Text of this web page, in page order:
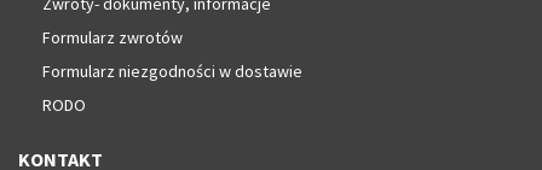
Formularz zwrotów
Formularz niezgodności w dostawie
RODO
KONTAKT